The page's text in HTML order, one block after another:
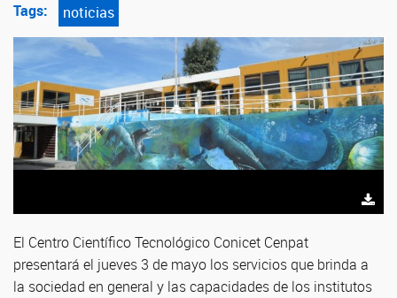
Tags: noticias
El Centro Científico Tecnológico Conicet Cenpat
presentará el jueves 3 de mayo los servicios que brinda a
la sociedad en general y las capacidades de los institutos